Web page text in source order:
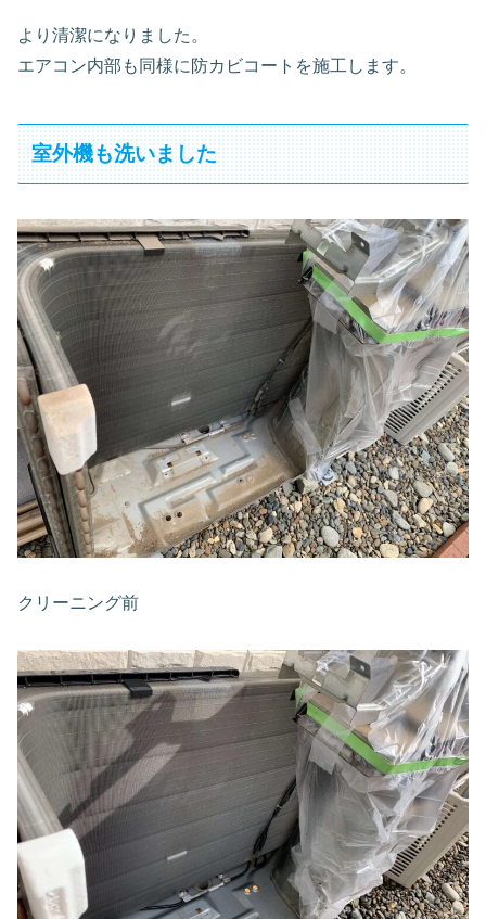
より清潔になりました。
エアコン内部も同様に防カビコートを施工します。
室外機も洗いました
クリーニング前